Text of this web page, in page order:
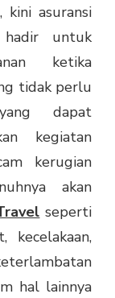
kini asuransi
hadir untuk
ketika
tidak perlu
dapat
kegiatan
kerugian
akan
seperti
kecelakaan,
hal lainnya